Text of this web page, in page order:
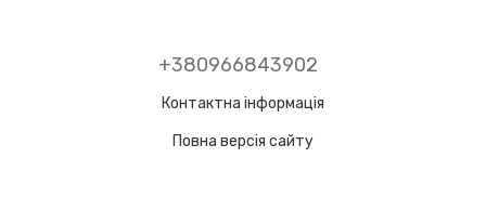
+380966843902
Контактна інформація
Повна версія сайту